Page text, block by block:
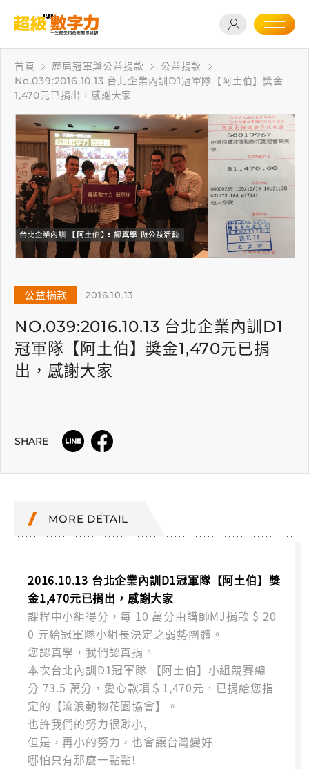
首頁 歷屆冠軍與公益捐款
公益捐款
No.039:2016.10.13 台北企業內訓D1冠軍隊【阿土伯】獎金
1,470元已捐出，感謝大家
公益捐款 2016.10.13
NO.039:2016.10.13 台北企業內訓D1
冠軍隊【阿土伯】獎金1,470元已捐
出，感謝大家
SHARE
MORE DETAIL
2016.10.13 台北企業內訓D1冠軍隊【阿土伯】獎
金1,470元已捐出，感謝大家
課程中小組得分，每 10 萬分由講師MJ捐款 $ 20
0 元給冠軍隊小組長決定之弱勢團體。
您認真學，我們認真捐。
本次台北內訓D1冠軍隊 【阿土伯】小組競賽總
分 73.5 萬分，愛心款項＄1,470元，已捐給您指
定的【流浪動物花園協會】。
也許我們的努力很渺小,
但是，再小的努力，也會讓台灣變好
哪怕只有那麼一點點!